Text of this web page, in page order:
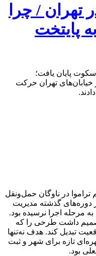
تهران / چرا
پایتخت
سکوت پایان یافت؛
خیابان‌های تهران حرکت
تراموا در ناوگان حمل‌ونقل
دوره‌های گذشته مدیریت
مرحله اجرا نرسیده بود.
داشت طرحی را که
تبدیل کند. هدف نه‌تنها
تازه برای شهر و ثبت
بود.